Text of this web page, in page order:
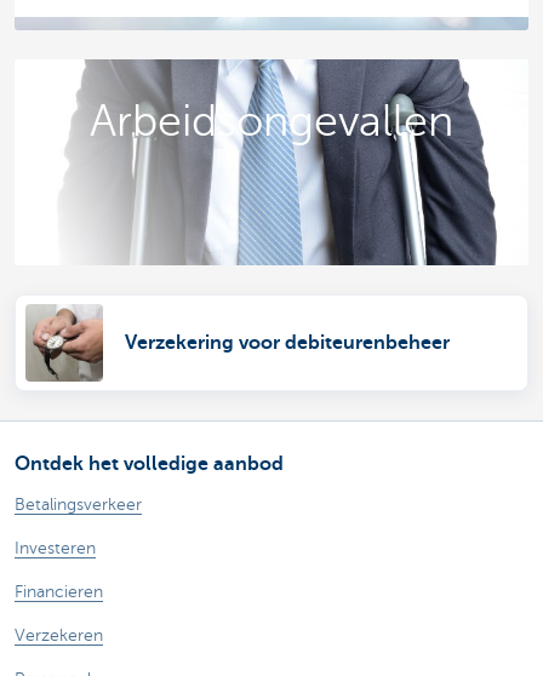
Arbeidsongevallen
Verzekering voor debiteurenbeheer
Ontdek het volledige aanbod
Betalingsverkeer
Investeren
Financieren
Verzekeren